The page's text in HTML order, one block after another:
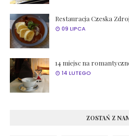
Restauracja Czeska
09 LIPCA
14 miejsc na
14 LUTEGO
ZOSTAŃ Z